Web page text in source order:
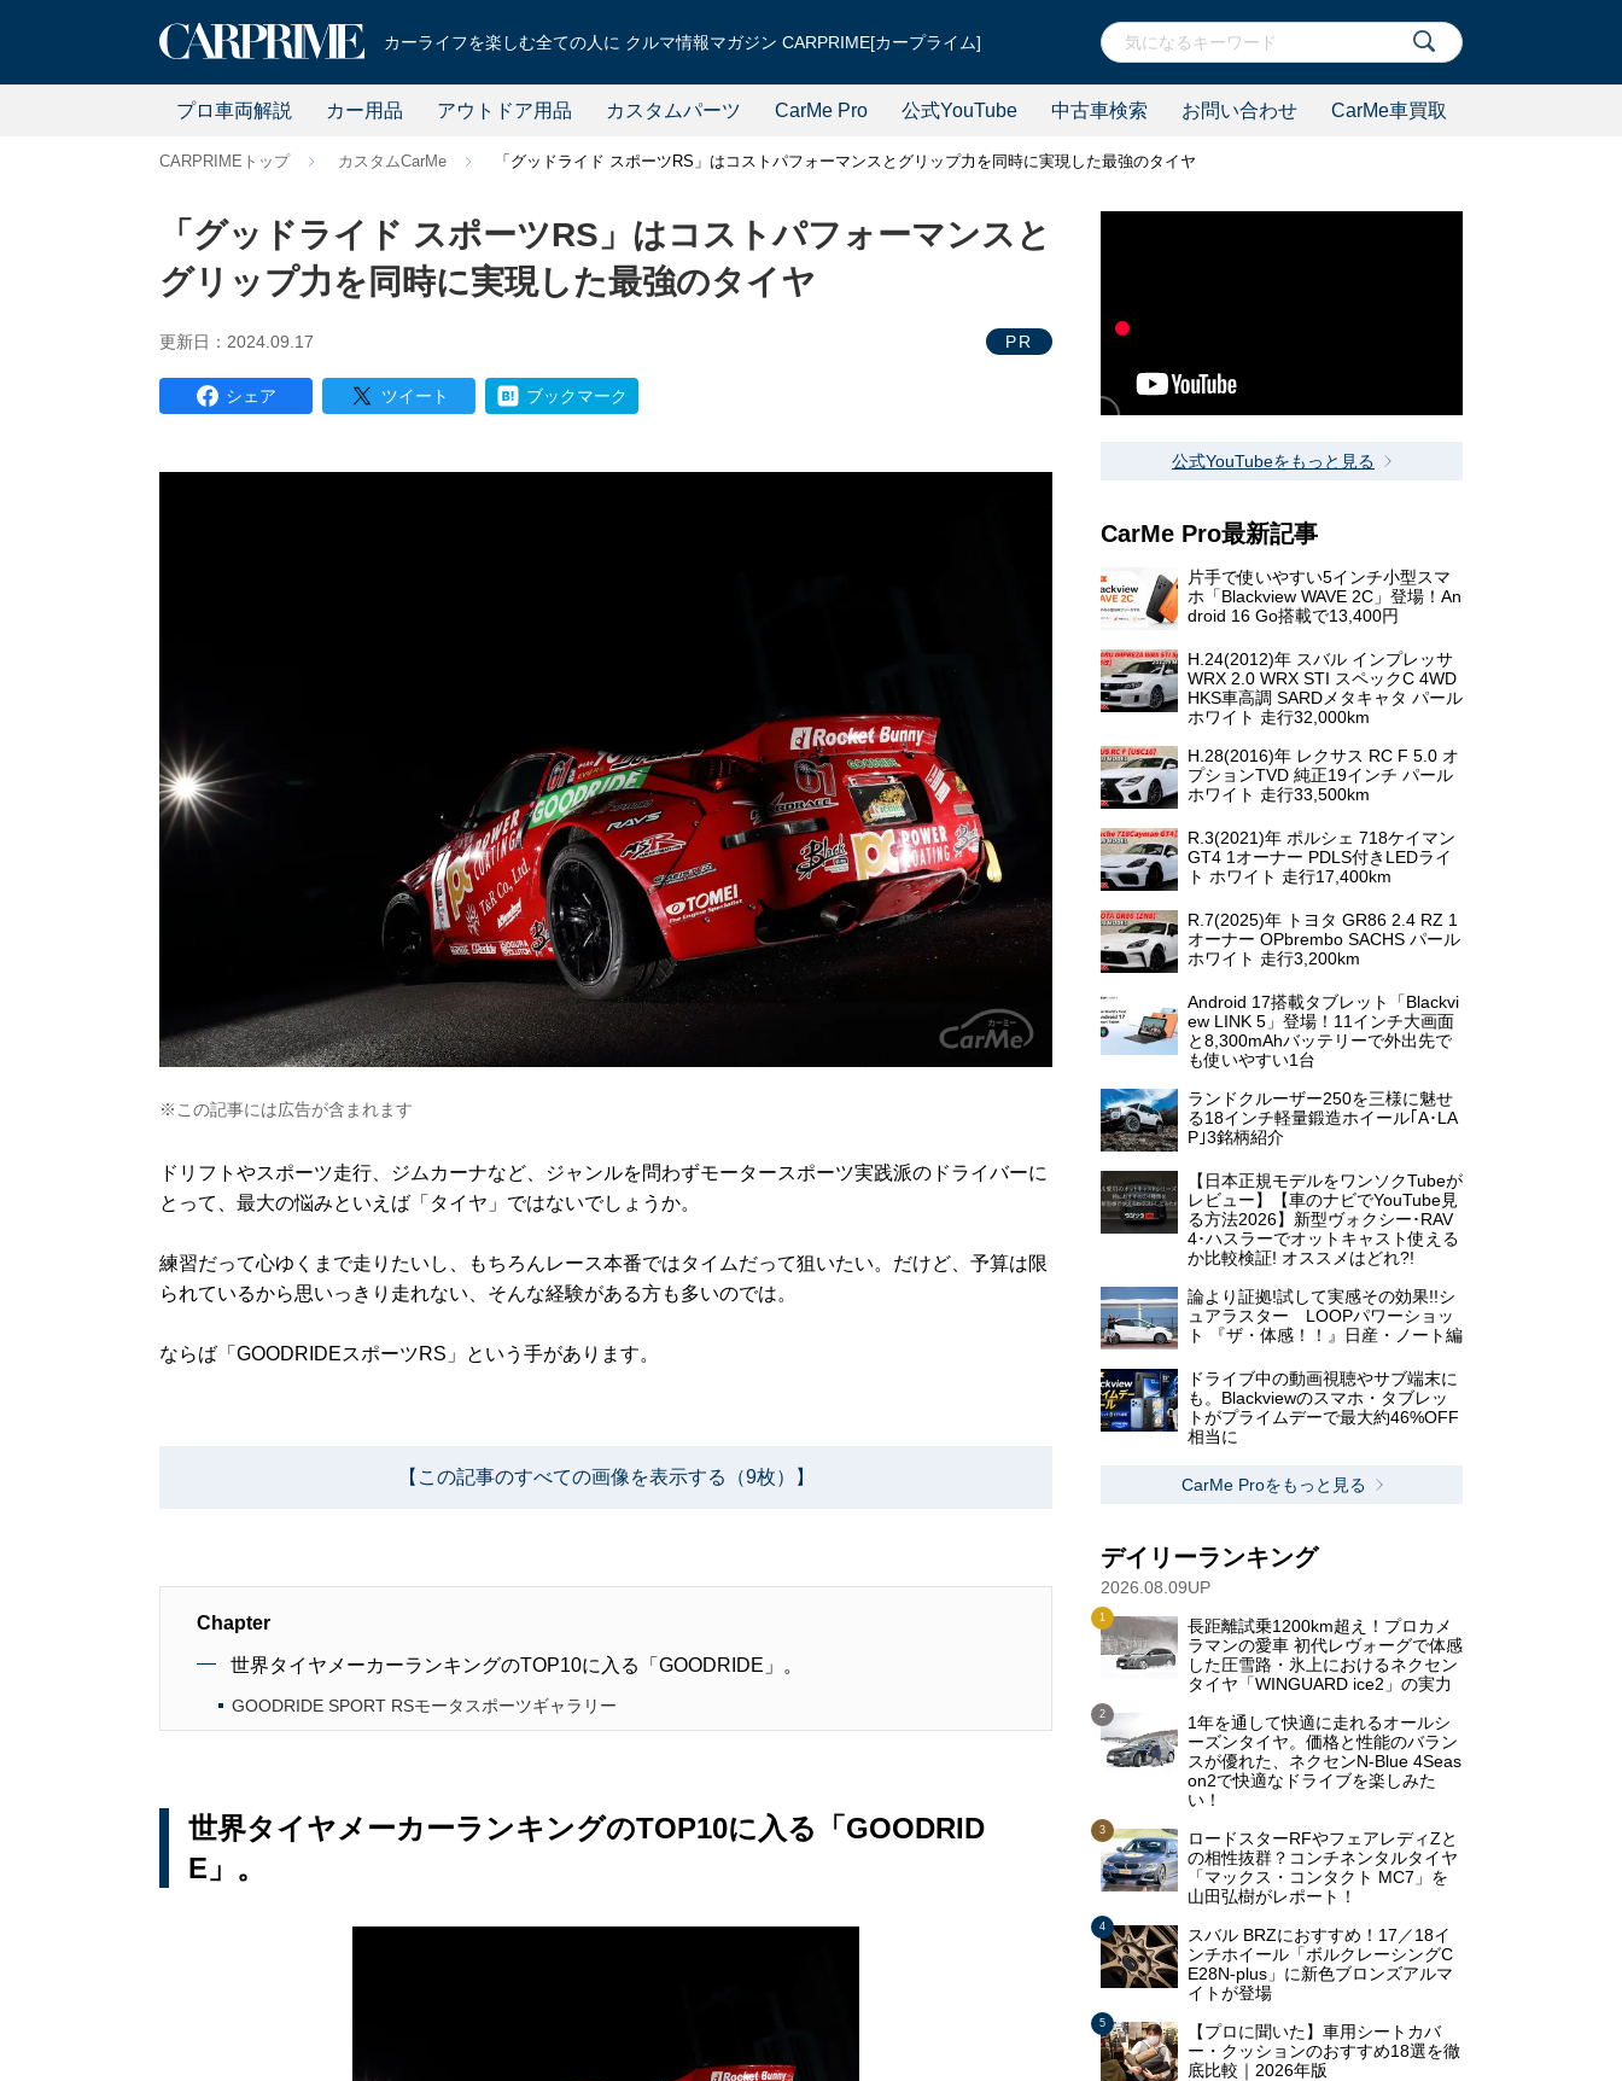
カーライフを楽しむ全ての人に クルマ情報マガジン CARPRIME[カープライム]
プロ車両解説 カー用品 アウトドア用品 カスタムパーツ CarMe Pro 公式YouTube 中古車検索 お問い合わせ CarMe車買取
CARPRIMEトップ カスタムCarMe 「グッドライド スポーツRS」はコストパフォーマンスとグリップ力を同時に実現した最強のタイヤ
「グッドライド スポーツRS」はコストパフォーマンスと
グリップ力を同時に実現した最強のタイヤ
更新日：2024.09.17 PR
シェア ツイート ブックマーク
※この記事には広告が含まれます
ドリフトやスポーツ走行、ジムカーナなど、ジャンルを問わずモータースポーツ実践派のドライバーに
とって、最大の悩みといえば「タイヤ」ではないでしょうか。
練習だって心ゆくまで走りたいし、もちろんレース本番ではタイムだって狙いたい。だけど、予算は限
られているから思いっきり走れない、そんな経験がある方も多いのでは。
ならば「GOODRIDEスポーツRS」という手があります。
【この記事のすべての画像を表示する（9枚）】
Chapter
世界タイヤメーカーランキングのTOP10に入る「GOODRIDE」。
GOODRIDE SPORT RSモータスポーツギャラリー
世界タイヤメーカーランキングのTOP10に入る「GOODRID
E」。
公式YouTubeをもっと見る
CarMe Pro最新記事
片手で使いやすい5インチ小型スマ
ホ「Blackview WAVE 2C」登場！An
droid 16 Go搭載で13,400円
H.24(2012)年 スバル インプレッサ
WRX 2.0 WRX STI スペックC 4WD
HKS車高調 SARDメタキャタ パール
ホワイト 走行32,000km
H.28(2016)年 レクサス RC F 5.0 オ
プションTVD 純正19インチ パール
ホワイト 走行33,500km
R.3(2021)年 ポルシェ 718ケイマン
GT4 1オーナー PDLS付きLEDライ
ト ホワイト 走行17,400km
R.7(2025)年 トヨタ GR86 2.4 RZ 1
オーナー OPbrembo SACHS パール
ホワイト 走行3,200km
Android 17搭載タブレット「Blackvi
ew LINK 5」登場！11インチ大画面
と8,300mAhバッテリーで外出先で
も使いやすい1台
ランドクルーザー250を三様に魅せ
る18インチ軽量鍛造ホイール｢A･LA
P｣3銘柄紹介
【日本正規モデルをワンソクTubeが
レビュー】【車のナビでYouTube見
る方法2026】新型ヴォクシー･RAV
4･ハスラーでオットキャスト使える
か比較検証! オススメはどれ?!
論より証拠!試して実感その効果!!シ
ュアラスター LOOPパワーショッ
ト 『ザ・体感！！』日産・ノート編
ドライブ中の動画視聴やサブ端末に
も。Blackviewのスマホ・タブレッ
トがプライムデーで最大約46%OFF
相当に
CarMe Proをもっと見る
デイリーランキング
2026.08.09UP
長距離試乗1200km超え！プロカメ
ラマンの愛車 初代レヴォーグで体感
した圧雪路・氷上におけるネクセン
タイヤ「WINGUARD ice2」の実力
1年を通して快適に走れるオールシ
ーズンタイヤ。価格と性能のバラン
スが優れた、ネクセンN-Blue 4Seas
on2で快適なドライブを楽しみた
い！
ロードスターRFやフェアレディZと
の相性抜群？コンチネンタルタイヤ
「マックス・コンタクト MC7」を
山田弘樹がレポート！
スバル BRZにおすすめ！17／18イ
ンチホイール「ボルクレーシングC
E28N-plus」に新色ブロンズアルマ
イトが登場
【プロに聞いた】車用シートカバ
ー・クッションのおすすめ18選を徹
底比較｜2026年版